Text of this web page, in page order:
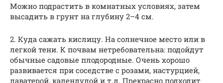
Можно подрастить в комнатных условиях, затем
высадить в грунт на глубину 2–4 см.
2. Куда сажать кислицу. На солнечное место или в
легкой тени. К почвам нетребовательна: подойдут
обычные садовые плодородные. Очень хорошо
развивается при соседстве с розами, настурцией,
лаватерой, календулой и т.д. Прекрасно подходит